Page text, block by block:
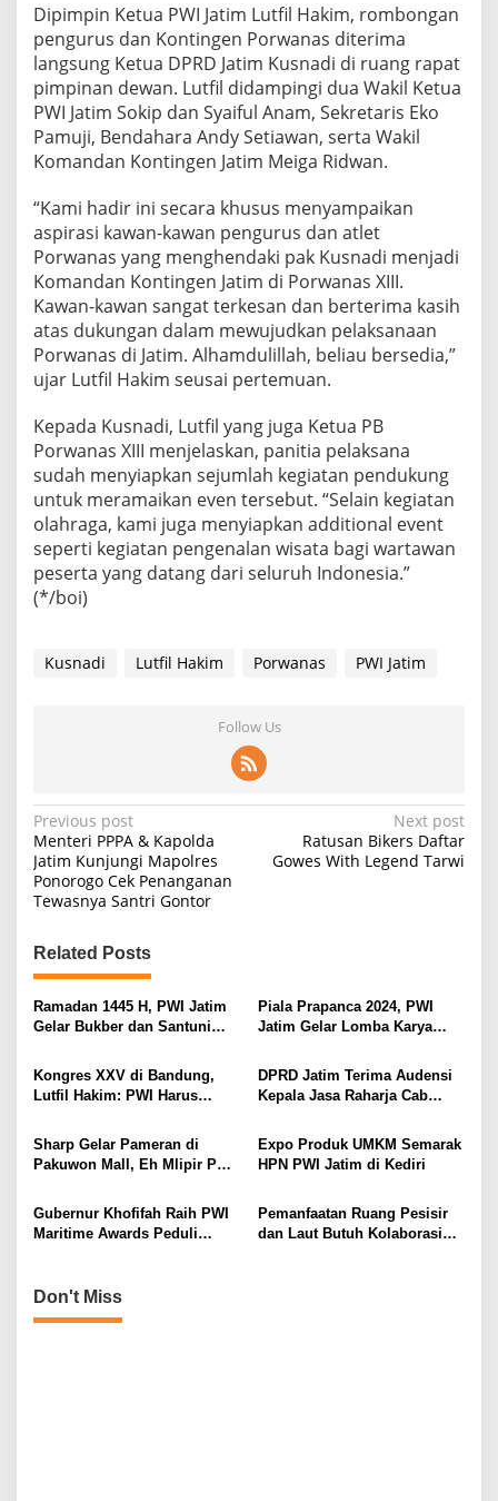
Dipimpin Ketua PWI Jatim Lutfil Hakim, rombongan
pengurus dan Kontingen Porwanas diterima
langsung Ketua DPRD Jatim Kusnadi di ruang rapat
pimpinan dewan. Lutfil didampingi dua Wakil Ketua
PWI Jatim Sokip dan Syaiful Anam, Sekretaris Eko
Pamuji, Bendahara Andy Setiawan, serta Wakil
Komandan Kontingen Jatim Meiga Ridwan.
“Kami hadir ini secara khusus menyampaikan
aspirasi kawan-kawan pengurus dan atlet
Porwanas yang menghendaki pak Kusnadi menjadi
Komandan Kontingen Jatim di Porwanas XIII.
Kawan-kawan sangat terkesan dan berterima kasih
atas dukungan dalam mewujudkan pelaksanaan
Porwanas di Jatim. Alhamdulillah, beliau bersedia,”
ujar Lutfil Hakim seusai pertemuan.
Kepada Kusnadi, Lutfil yang juga Ketua PB
Porwanas XIII menjelaskan, panitia pelaksana
sudah menyiapkan sejumlah kegiatan pendukung
untuk meramaikan even tersebut. “Selain kegiatan
olahraga, kami juga menyiapkan additional event
seperti kegiatan pengenalan wisata bagi wartawan
peserta yang datang dari seluruh Indonesia.”
(*/boi)
Kusnadi Lutfil Hakim Porwanas PWI Jatim
Follow Us
P
o
s
n
a
v
g
a
t
i
o
n
Previous post
Menteri PPPA & Kapolda
Jatim Kunjungi Mapolres
Ponorogo Cek Penanganan
Tewasnya Santri Gontor
Next post
Ratusan Bikers Daftar
Gowes With Legend Tarwi
Related Posts
Ramadan 1445 H, PWI Jatim
Gelar Bukber dan Santuni
Piala Prapanca 2024, PWI
Jatim Gelar Lomba Karya
Televisi
Kongres XXV di Bandung,
Lutfil Hakim: PWI Harus
Fire-Wall
DPRD Jatim Terima Audensi
Kepala Jasa Raharja Cab
Sharp Gelar Pameran di
Pakuwon Mall, Eh Mlipir PWI
Expo Produk UMKM Semarak
HPN PWI Jatim di Kediri
Gubernur Khofifah Raih PWI
Maritime Awards Peduli
Perikanan
Pemanfaatan Ruang Pesisir
dan Laut Butuh Kolaborasi
Don't Miss